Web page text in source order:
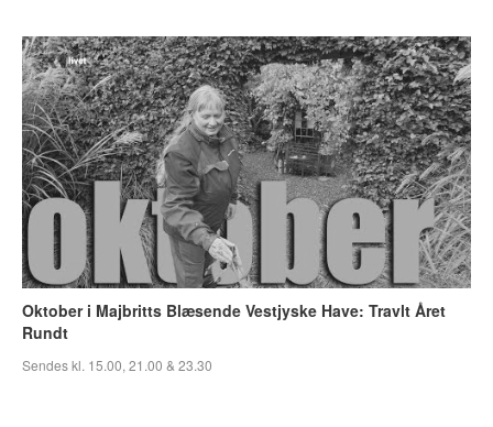
Oktober i Majbritts Blæsende Vestjyske Have: Travlt Året
Rundt
Sendes kl. 15.00, 21.00 & 23.30